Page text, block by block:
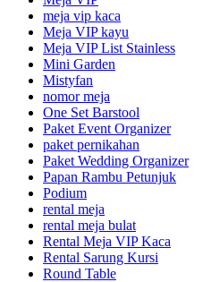
meja vip kaca
Meja VIP kayu
Meja VIP List Stainless
Mini Garden
Mistyfan
nomor meja
One Set Barstool
Paket Event Organizer
paket pernikahan
Paket Wedding Organizer
Papan Rambu Petunjuk
Podium
rental meja
rental meja bulat
Rental Meja VIP Kaca
Rental Sarung Kursi
Round Table